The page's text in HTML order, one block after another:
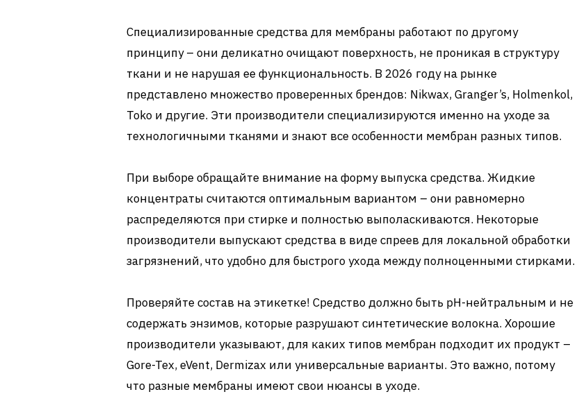
Специализированные средства для мембраны работают по другому
принципу – они деликатно очищают поверхность, не проникая в структуру
ткани и не нарушая ее функциональность. В 2026 году на рынке
представлено множество проверенных брендов: Nikwax, Granger’s, Holmenkol,
Toko и другие. Эти производители специализируются именно на уходе за
технологичными тканями и знают все особенности мембран разных типов.
При выборе обращайте внимание на форму выпуска средства. Жидкие
концентраты считаются оптимальным вариантом – они равномерно
распределяются при стирке и полностью выполаскиваются. Некоторые
производители выпускают средства в виде спреев для локальной обработки
загрязнений, что удобно для быстрого ухода между полноценными стирками.
Проверяйте состав на этикетке! Средство должно быть pH-нейтральным и не
содержать энзимов, которые разрушают синтетические волокна. Хорошие
производители указывают, для каких типов мембран подходит их продукт –
Gore-Tex, eVent, Dermizax или универсальные варианты. Это важно, потому
что разные мембраны имеют свои нюансы в уходе.